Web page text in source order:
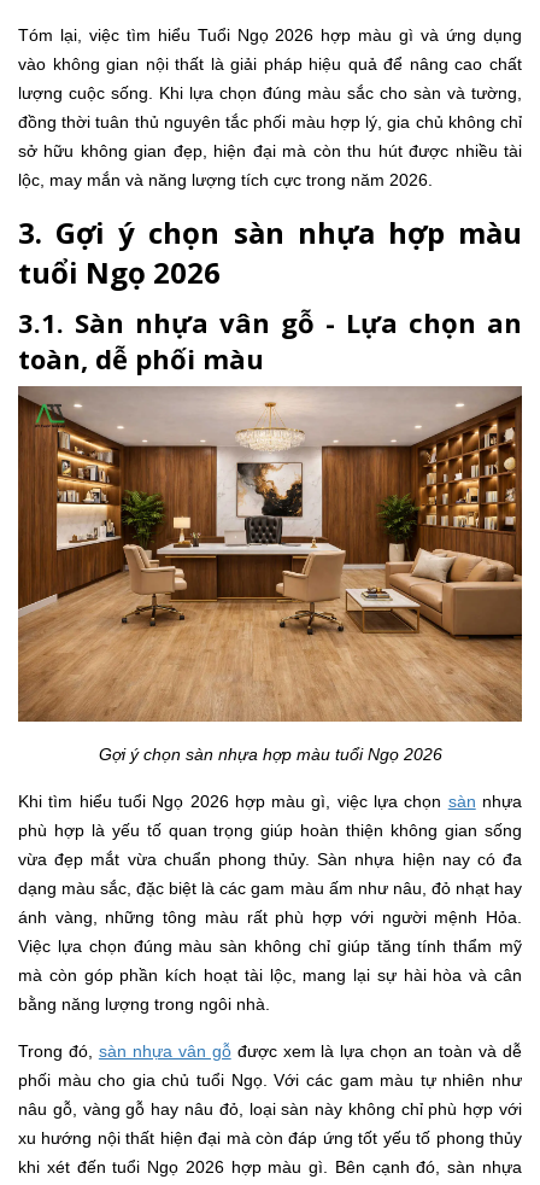
Tóm lại, việc tìm hiểu Tuổi Ngọ 2026 hợp màu gì và ứng dụng
vào không gian nội thất là giải pháp hiệu quả để nâng cao chất
lượng cuộc sống. Khi lựa chọn đúng màu sắc cho sàn và tường,
đồng thời tuân thủ nguyên tắc phối màu hợp lý, gia chủ không chỉ
sở hữu không gian đẹp, hiện đại mà còn thu hút được nhiều tài
lộc, may mắn và năng lượng tích cực trong năm 2026.
3. Gợi ý chọn sàn nhựa hợp màu
tuổi Ngọ 2026
3.1. Sàn nhựa vân gỗ - Lựa chọn an
toàn, dễ phối màu
Gợi ý chọn sàn nhựa hợp màu tuổi Ngọ 2026
Khi tìm hiểu tuổi Ngọ 2026 hợp màu gì, việc lựa chọn sàn nhựa
phù hợp là yếu tố quan trọng giúp hoàn thiện không gian sống
vừa đẹp mắt vừa chuẩn phong thủy. Sàn nhựa hiện nay có đa
dạng màu sắc, đặc biệt là các gam màu ấm như nâu, đỏ nhạt hay
ánh vàng, những tông màu rất phù hợp với người mệnh Hỏa.
Việc lựa chọn đúng màu sàn không chỉ giúp tăng tính thẩm mỹ
mà còn góp phần kích hoạt tài lộc, mang lại sự hài hòa và cân
bằng năng lượng trong ngôi nhà.
Trong đó, sàn nhựa vân gỗđược xem là lựa chọn an toàn và dễ
phối màu cho gia chủ tuổi Ngọ. Với các gam màu tự nhiên như
nâu gỗ, vàng gỗ hay nâu đỏ, loại sàn này không chỉ phù hợp với
xu hướng nội thất hiện đại mà còn đáp ứng tốt yếu tố phong thủy
khi xét đến tuổi Ngọ 2026 hợp màu gì. Bên cạnh đó, sàn nhựa